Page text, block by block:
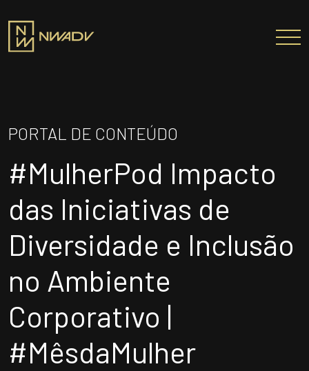
Entregas e Soluções
Pensamento Inovador
PROFISSIONAIS
ÁREAS DE ATUAÇÃO
INSTITUTO NELSON WILIANS
ATUAÇÃO INTERNACIONAL
UNIDADES
OPORTUNIDADES/CARREIRA
PORTAL DE CONTEÚDO
#MulherPod Impacto
das Iniciativas de
Diversidade e Inclusão
no Ambiente
Corporativo |
#MêsdaMulher